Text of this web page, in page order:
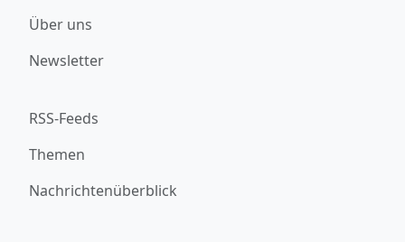
Über uns
Newsletter
RSS-Feeds
Themen
Nachrichtenüberblick